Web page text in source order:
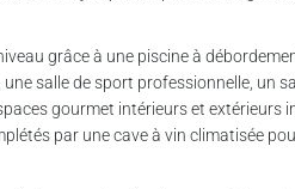
grâce à une piscine à
salle de sport professionnelle, un
gourmet intérieurs et extérieurs
par une cave à vin climatisée